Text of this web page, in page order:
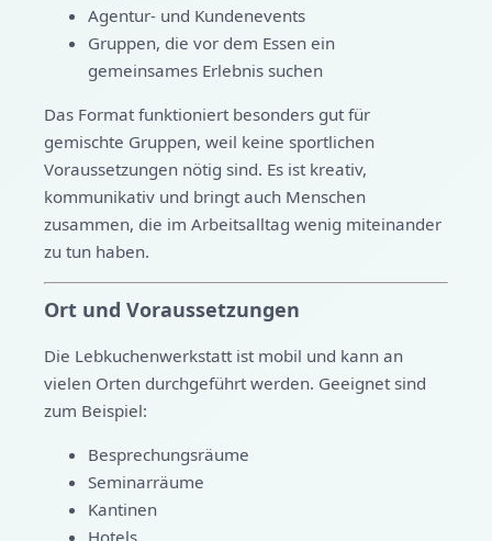
Agentur- und Kundenevents
Gruppen, die vor dem Essen ein
gemeinsames Erlebnis suchen
Das Format funktioniert besonders gut für
gemischte Gruppen, weil keine sportlichen
Voraussetzungen nötig sind. Es ist kreativ,
kommunikativ und bringt auch Menschen
zusammen, die im Arbeitsalltag wenig miteinander
zu tun haben.
Ort und Voraussetzungen
Die Lebkuchenwerkstatt ist mobil und kann an
vielen Orten durchgeführt werden. Geeignet sind
zum Beispiel:
Besprechungsräume
Seminarräume
Kantinen